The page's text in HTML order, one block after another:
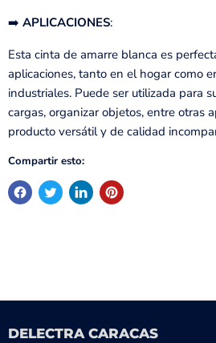
➡️ APLICACIONES:
Esta cinta de amarre blanca es
aplicaciones, tanto en el hogar como
industriales. Puede ser utilizada para
cargas, organizar objetos, entre otras
producto versátil y de calidad
Compartir esto:
DELECTRA CARACAS